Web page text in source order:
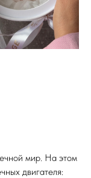
мир. На этом
двигателя: